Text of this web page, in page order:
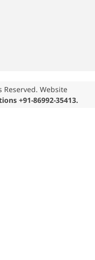
Website
+91-86992-35413.